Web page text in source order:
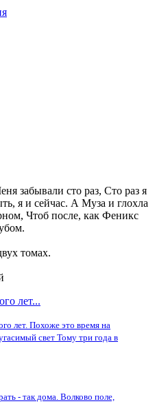
забывали сто раз, Сто раз я
я и сейчас. А Муза и глохла
Чтоб после, как Феникс
томах.
лет...
лет. Похоже это время на
свет Тому три года в
- так дома. Волково поле,